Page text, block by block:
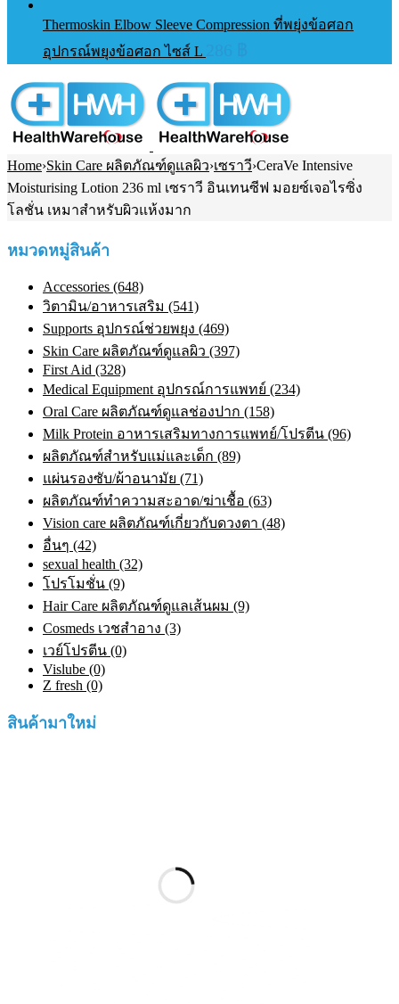
Thermoskin Elbow Sleeve Compression ที่พยุ่งข้อศอก
อุปกรณ์พยุงข้อศอก ไซส์ L
Home›Skin Care ผลิตภัณฑ์ดูแลผิว›เซราวี›CeraVe Intensive
Moisturising Lotion 236 ml เซราวี อินเทนซีฟ มอยซ์เจอไรซิ่ง
โลชั่น เหมาสำหรับผิวแห้งมาก
หมวดหมู่สินค้า
Accessories (648)
วิตามิน/อาหารเสริม (541)
Supports อุปกรณ์ช่วยพยุง (469)
Skin Care ผลิตภัณฑ์ดูแลผิว (397)
First Aid (328)
Medical Equipment อุปกรณ์การแพทย์ (234)
Oral Care ผลิตภัณฑ์ดูแลช่องปาก (158)
Milk Protein อาหารเสริมทางการแพทย์/โปรตีน (96)
ผลิตภัณฑ์สำหรับแม่และเด็ก (89)
แผ่นรองซับ/ผ้าอนามัย (71)
ผลิตภัณฑ์ทําความสะอาด/ฆ่าเชื้อ (63)
Vision care ผลิตภัณฑ์เกี่ยวกับดวงตา (48)
อื่นๆ (42)
sexual health (32)
โปรโมชั่น (9)
Hair Care ผลิตภัณฑ์ดูแลเส้นผม (9)
Cosmeds เวชสําอาง (3)
เวย์โปรตีน (0)
Vislube (0)
Z fresh (0)
สินค้ามาใหม่